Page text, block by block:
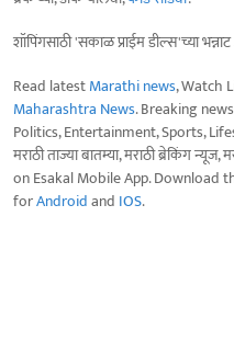
शॉपिंगसाठी 'सकाळ प्राईम डील्स'च्या
Read latestMarathi news, Watch
Maharashtra News. Breaking
Politics, Entertainment, Sports,
मराठी ताज्या बातम्या, मराठी ब्रेकिंग
on Esakal Mobile App. Download
forAndroidand IOS.